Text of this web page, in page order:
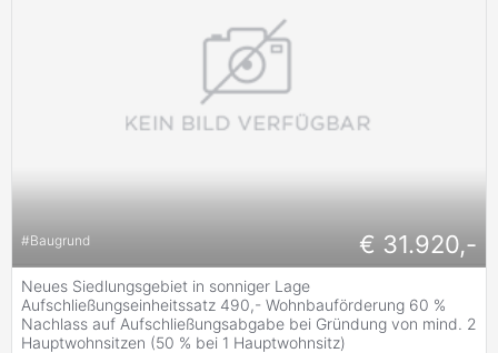
#Baugrund € 31.920,-
Neues Siedlungsgebiet in sonniger Lage
Aufschließungseinheitssatz 490,- Wohnbauförderung 60 %
Nachlass auf Aufschließungsabgabe bei Gründung von mind. 2
Hauptwohnsitzen (50 % bei 1 Hauptwohnsitz)